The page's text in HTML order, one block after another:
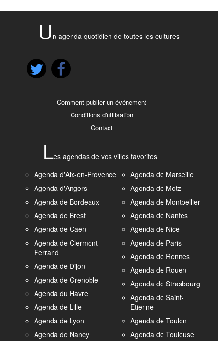
U n agenda quotidien de toutes les cultures
Comment publier un événement
Conditions d'utilisation
Contact
Les agendas de vos villes favorites
Agenda d'Aix-en-Provence
Agenda d'Angers
Agenda de Bordeaux
Agenda de Brest
Agenda de Caen
Agenda de Clermont-
Ferrand
Agenda de Dijon
Agenda de Grenoble
Agenda du Havre
Agenda de Lille
Agenda de Lyon
Agenda de Nancy
Agenda de Marseille
Agenda de Metz
Agenda de Montpellier
Agenda de Nantes
Agenda de Nice
Agenda de Paris
Agenda de Rennes
Agenda de Rouen
Agenda de Strasbourg
Agenda de Saint-
Etienne
Agenda de Toulon
Agenda de Toulouse